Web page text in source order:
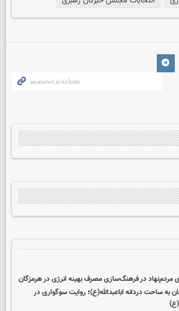
در فرهنگ‌سازی مصرف بهینه انرژی در هرمزگان
به ساحت دردانه اباعبدالله(ع)؛ روایت سوگواری در